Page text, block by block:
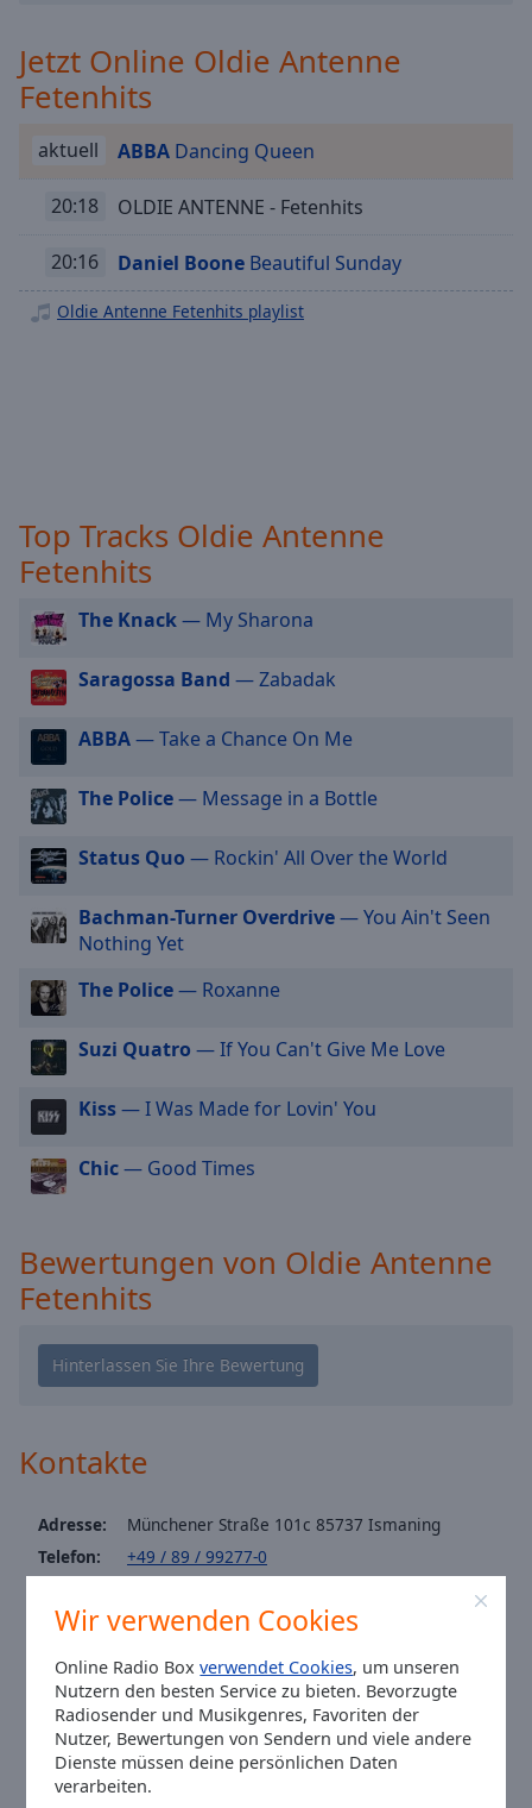
Wir verwenden Cookies
Online Radio Boxverwendet Cookies, um unseren
Nutzern den besten Service zu bieten. Bevorzugte
Radiosender und Musikgenres, Favoriten der
Nutzer, Bewertungen von Sendern und viele andere
Dienste müssen deine persönlichen Daten
verarbeiten.
settings,
opens
settings
subtitles
selected
Audio
Track
modal
window.
Beginning
window.
Escape
cancel
and
close
window.
Text
Color
Opacity
Background
Color
Caption
Area
Family
Oldie Antenne Disco Fever
Oldie Antenne NDW
Oldie Antenne Weihnachten
Antenne Bayern
Jetzt Online Oldie Antenne
Fetenhits
aktuell ABBA Dancing Queen
20:18 OLDIE ANTENNE - Fetenhits
20:16 Daniel Boone Beautiful Sunday
Oldie Antenne Fetenhits playlist
Top Tracks Oldie Antenne
Fetenhits
The Knack— My Sharona
Saragossa Band — Zabadak
ABBA— Take a Chance On Me
The Police— Message in a Bottle
Status Quo — Rockin' All Over the World
Bachman-Turner Overdrive— You Ain't Seen
Nothing Yet
The Police— Roxanne
Suzi Quatro — If You Can't Give Me Love
Kiss— I Was Made for Lovin' You
Chic— Good Times
Bewertungen von Oldie Antenne
Fetenhits
Kontakte
Adresse:
Münchener Straße 101c 85737 Ismaning
Telefon:
+49 / 89 / 99277-0
Email:
info@oldie-antenne.de
Youtube:
@featured
Ortszeit in Ismaning :22:21,08.06.2026